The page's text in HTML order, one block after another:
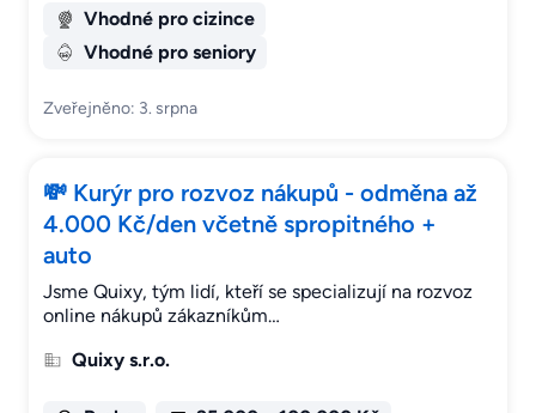
Vhodné pro cizince
Vhodné pro seniory
Zveřejněno: 3. srpna
💸 Kurýr pro rozvoz nákupů - odměna až
4.000 Kč/den včetně spropitného +
auto
Jsme Quixy, tým lidí, kteří se specializují na rozvoz
online nákupů zákazníkům…
Quixy s.r.o.